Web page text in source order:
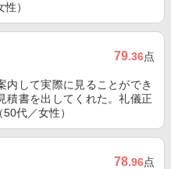
）
79.36点
内して実際に見ることができ
積書を出してくれた。礼儀正
代／女性）
78.96点